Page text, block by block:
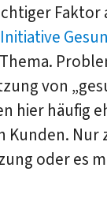
Initiative
von
hier häufig
Kunden. Nur
oder es